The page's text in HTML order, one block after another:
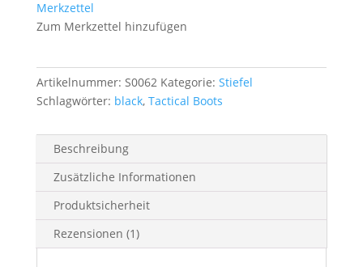
Merkzettel
Zum Merkzettel hinzufügen
Artikelnummer: S0062 Kategorie: Stiefel
Schlagwörter: black, Tactical Boots
Beschreibung
Zusätzliche Informationen
Produktsicherheit
Rezensionen (1)